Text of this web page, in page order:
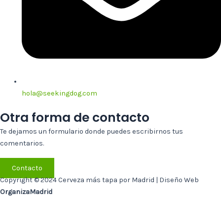
hola@seekingdog.com
Otra forma de contacto
Te dejamos un formulario donde puedes escribirnos tus
comentarios.
Contacto
Copyright © 2024 Cerveza más tapa por Madrid | Diseño Web
OrganizaMadrid